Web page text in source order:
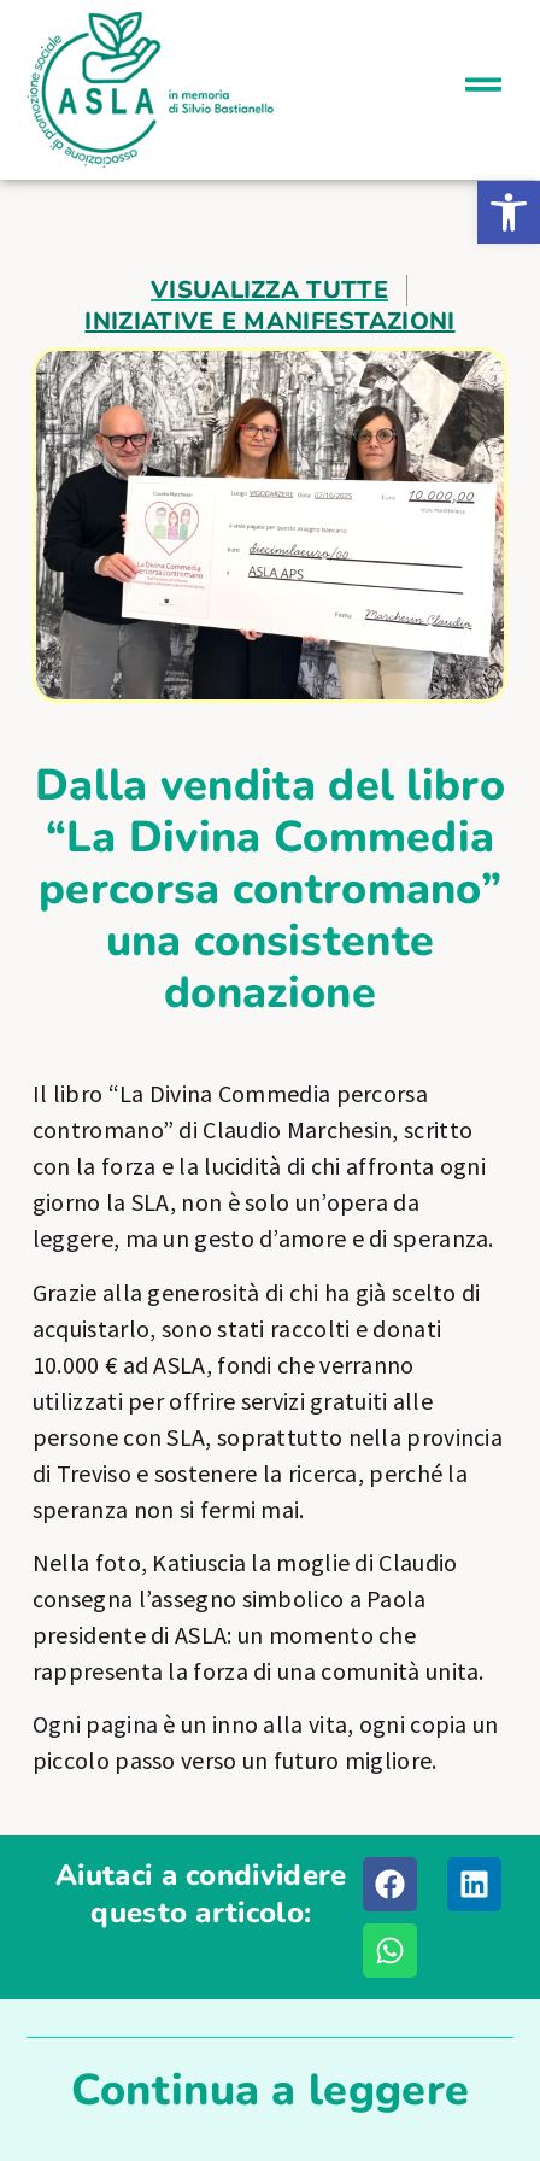
Apri la
VISUALIZZA TUTTE
INIZIATIVE E MANIFESTAZIONI
Dalla vendita del libro
“La Divina Commedia
percorsa contromano”
una consistente
donazione
Il libro “La Divina Commedia percorsa
contromano” di Claudio Marchesin, scritto
con la forza e la lucidità di chi affronta ogni
giorno la SLA, non è solo un’opera da
leggere, ma un gesto d’amore e di speranza.
Grazie alla generosità di chi ha già scelto di
acquistarlo, sono stati raccolti e donati
10.000 € ad ASLA, fondi che verranno
utilizzati per offrire servizi gratuiti alle
persone con SLA, soprattutto nella provincia
di Treviso e sostenere la ricerca, perché la
speranza non si fermi mai.
Nella foto, Katiuscia la moglie di Claudio
consegna l’assegno simbolico a Paola
presidente di ASLA: un momento che
rappresenta la forza di una comunità unita.
Ogni pagina è un inno alla vita, ogni copia un
piccolo passo verso un futuro migliore.
Aiutaci a condividere
questo articolo:
Continua a leggere